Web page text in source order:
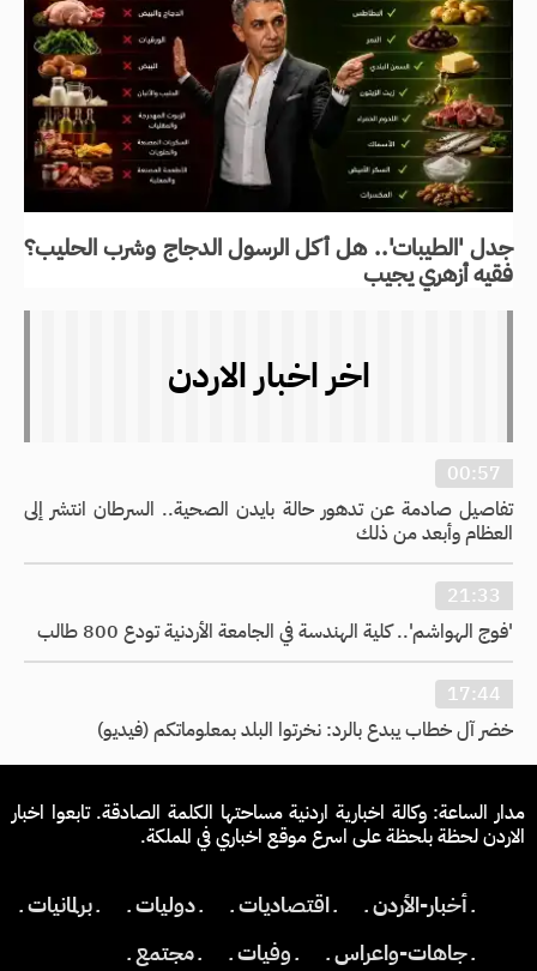
جدل 'الطيبات'.. هل أكل الرسول الدجاج وشرب الحليب؟
فقيه أزهري يجيب
اخر اخبار الاردن
00:57
تفاصيل صادمة عن تدهور حالة بايدن الصحية.. السرطان انتشر إلى
العظام وأبعد من ذلك
21:33
'فوج الهواشم'.. كلية الهندسة في الجامعة الأردنية تودع 800 طالب
17:44
خضر آل خطاب يبدع بالرد: نخرتوا البلد بمعلوماتكم (فيديو)
مدار الساعة: وكالة اخبارية اردنية مساحتها الكلمة الصادقة. تابعوا اخبار
الاردن لحظة بلحظة على اسرع موقع اخباري في المملكة.
ـ أخبار-الأردن ـ ـ اقتصاديات ـ ـ دوليات ـ
ـ برلمانيات ـ
ـ جاهات-واعراس ـ
ـ وفيات ـ
ـ مجتمع ـ